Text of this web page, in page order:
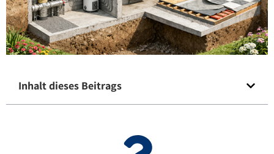
Inhalt dieses Beitrags